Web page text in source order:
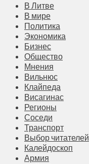
В Литве
В мире
Политика
Экономика
Бизнес
Общество
Мнения
Вильнюс
Клайпеда
Висагинас
Регионы
Соседи
Транспорт
Выбор читателей
Калейдоскоп
Армия